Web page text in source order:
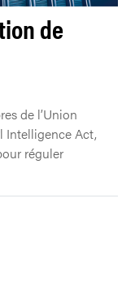
de
de l’Union
Intelligence Act,
réguler